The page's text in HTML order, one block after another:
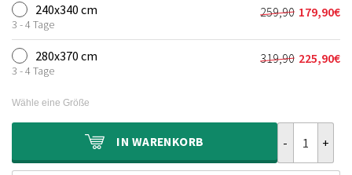
war:
190,90€
ist:
135,90€.
240x340 cm
3 - 4 Tage
259,90
Preis
war:
259,90€
179,90€
Aktueller
Preis
ist:
179,90€.
280x370 cm
3 - 4 Tage
319,90 225,90€
Aktueller
Wähle eine Größe
IN WARENKORB